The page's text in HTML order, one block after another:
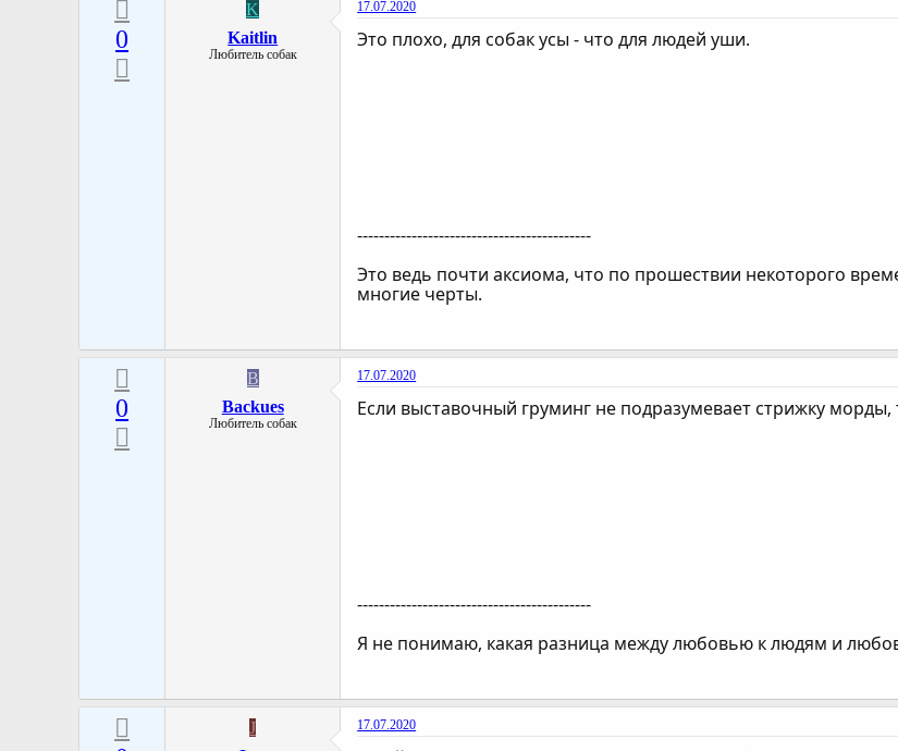
0
K
Kaitlin
Любитель собак
17.07.2020
Это плохо, для собак усы - что для людей уши.
-------------------------------------------
Это ведь почти аксиома, что по прошествии некоторого
многие черты.
0
B
Backues
Любитель собак
17.07.2020
Если выставочный груминг не подразумевает стрижку
-------------------------------------------
Я не понимаю, какая разница между любовью к людям и
J
17.07.2020